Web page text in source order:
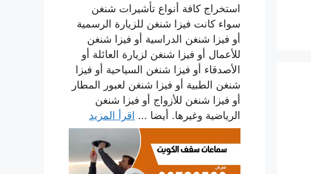
استخراج كافة أنواع تأشيرات شنغن
سواء كانت فيزا شنغن للزيارة الرسمية
أو فيزا شنغن الدراسية أو فيزا شنغن
للأعمال أو فيزا شنغن لزيارة العائلة أو
الأصدقاء أو فيزا شنغن السياحية أو فيزا
شنغن الطبية أو فيزا شنغن لعبور المطار
أو فيزا شنغن للأزواج أو فيزا شنغن
الرياضية وغيرها. أيضا ... اقرأ المزيد